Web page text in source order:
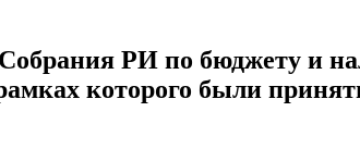
РИ по бюджету и
которого были